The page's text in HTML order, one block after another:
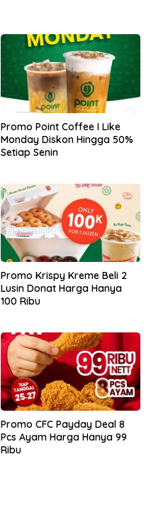
Promo Point Coffee I Like
Monday Diskon Hingga 50%
Setiap Senin
Promo Krispy Kreme Beli 2
Lusin Donat Harga Hanya
100 Ribu
Promo CFC Payday Deal 8
Pcs Ayam Harga Hanya 99
Ribu